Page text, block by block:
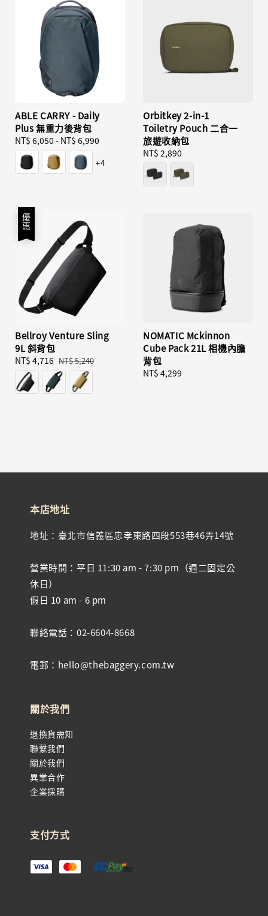
ABLE CARRY - Daily
Plus 無重力後背包
Regular
price
NT$ 6,050 - NT$ 6,990
+4
Orbitkey 2-in-1
Toiletry Pouch 二合一
旅遊收納包
Regular
price
NT$ 2,890
優惠
Bellroy Venture Sling
9L 斜背包
Sale
price
NT$ 4,716 Regular
price
NT$ 5,240
NOMATIC Mckinnon
Cube Pack 21L 相機內膽
背包
Regular
NT$ 4,299
本店地址
地址：臺北市信義區忠孝東路四段553巷46弄14號
營業時間：平日 11:30 am - 7:30 pm（週二固定公
休日）
假日 10 am - 6 pm
聯絡電話：02-6604-8668
電郵：hello@thebaggery.com.tw
關於我們
退換貨需知
聯繫我們
關於我們
異業合作
企業採購
支付方式